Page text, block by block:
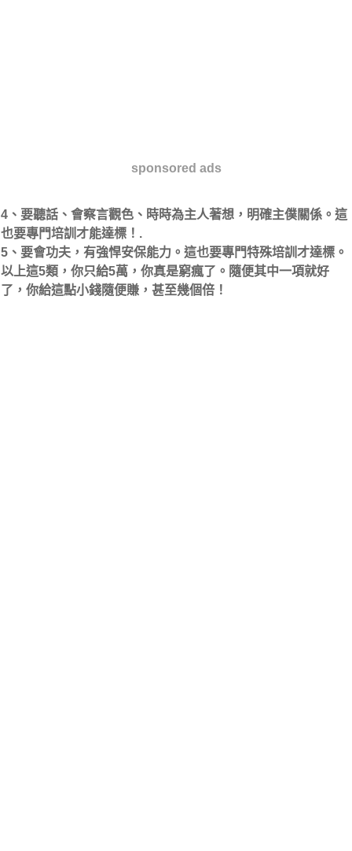
sponsored ads
4、要聽話、會察言觀色、時時為主人著想，明確主僕關係。這
也要專門培訓才能達標！.
5、要會功夫，有強悍安保能力。這也要專門特殊培訓才達標。
以上這5類，你只給5萬，你真是窮瘋了。隨便其中一項就好
了，你給這點小錢隨便賺，甚至幾個倍！